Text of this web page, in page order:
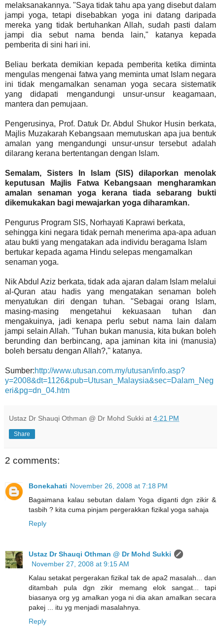
melaksanakannya. "Saya tidak tahu apa yang disebut dalam
jampi yoga, tetapi disebabkan yoga ini datang daripada
mereka yang tidak bertuhankan Allah, sudah pasti dalam
jampi dia sebut nama benda lain," katanya kepada
pemberita di sini hari ini.
Beliau berkata demikian kepada pemberita ketika diminta
mengulas mengenai fatwa yang meminta umat Islam negara
ini tidak mengamalkan senaman yoga secara sistematik
yang didapati mengandungi unsur-unsur keagamaan,
mantera dan pemujaan.
Pengerusinya, Prof. Datuk Dr. Abdul Shukor Husin berkata,
Majlis Muzakarah Kebangsaan memutuskan apa jua bentuk
amalan yang mengandungi unsur-unsur tersebut adalah
dilarang kerana bertentangan dengan Islam.
Semalam, Sisters In Islam (SIS) dilaporkan menolak
keputusan Majlis Fatwa Kebangsaan mengharamkan
amalan senaman yoga kerana tiada sebarang bukti
dikemukakan bagi mewajarkan yoga diharamkan.
Pengurus Program SIS, Norhayati Kaprawi berkata,
sehingga kini negara tidak pernah menerima apa-apa aduan
atau bukti yang mengatakan ada individu beragama Islam
bertukar kepada agama Hindu selepas mengamalkan
senaman yoga.
Nik Abdul Aziz berkata, tidak ada ajaran dalam Islam melalui
al-Quran atau hadis yang mengatakan senaman boleh
menyatukan diri dengan tuhan. "Sebagai orang Islam,
masing-masing mengetahui kekuasaan tuhan dan
mengakuinya, jadi kenapa perlu sebut nama lain dalam
jampi selain Allah. "Tuhan bukan manusia, kita bukan boleh
berunding dan berbincang, apa jaminan kita ini (manusia)
boleh bersatu dengan Allah?,'' katanya.
Sumber:http://www.utusan.com.my/utusan/info.asp?
y=2008&dt=1126&pub=Utusan_Malaysia&sec=Dalam_Neg
eri&pg=dn_04.htm
Ustaz Dr Shauqi Othman @ Dr Mohd Sukki at 4:21 PM
Share
2 comments:
Bonekahati November 26, 2008 at 7:18 PM
Bagaimana kalau sebutan dalam Yoga diganti dgn zikir &
tasbih ? kita cuma pinjam pergerakkan fizikal yoga sahaja
Reply
Ustaz Dr Shauqi Othman @ Dr Mohd Sukki
November 27, 2008 at 9:15 AM
Kalau setakat pergerakan fizikal tak de apa2 masalah... dan
ditambah pula dgn zikir memang elok sangat... tapi
biasanya org yg amalkan yoga ni dia akan amalkan secara
pakej ... itu yg menjadi masalahnya.
Reply